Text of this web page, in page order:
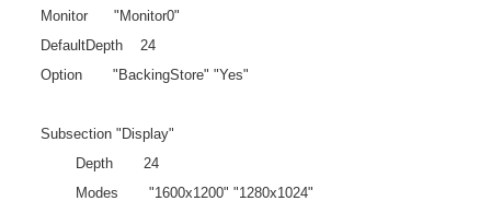
Monitor "Monitor0"
DefaultDepth 24
Option "BackingStore" "Yes"
Subsection "Display"
Depth 24
Modes "1600x1200" "1280x1024"